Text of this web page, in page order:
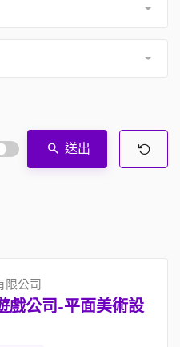
送出
限公司
戲公司-平面美術設